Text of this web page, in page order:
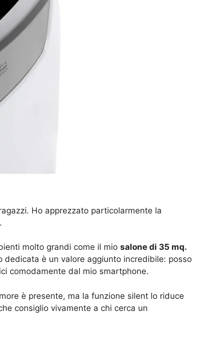
Ho apprezzato particolarmente la
molto grandi come il mio salone di 35 mq.
dedicata è un valore aggiunto incredibile: posso
comodamente dal mio smartphone.
è presente, ma la funzione silent lo riduce
consiglio vivamente a chi cerca un